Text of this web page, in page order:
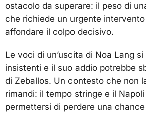
ostacolo da superare: il peso di
che richiede un urgente
affondare il colpo decisivo.
Le voci di un’uscita di Noa Lang
insistenti e il suo addio potrebbe
di Zeballos. Un contesto che non
rimandi: il tempo stringe e il
permettersi di perdere una